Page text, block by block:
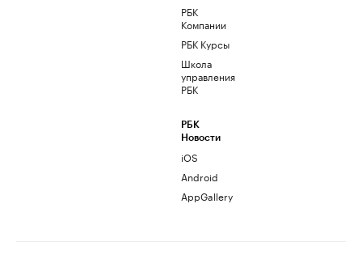
РБК
Компании
РБК Курсы
Школа
управления
РБК
РБК
Новости
iOS
Android
AppGallery